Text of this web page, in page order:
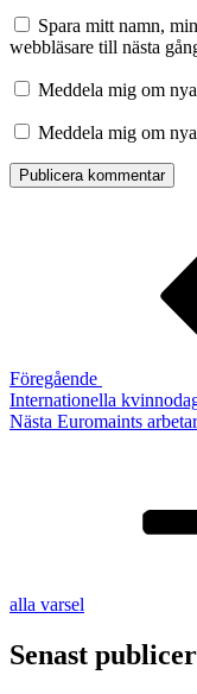
Spara mitt namn,
webbläsare till nästa
Meddela mig om
Meddela mig om
Föregående
Internationella
Nästa
Nästa Euromaints
alla varsel
Senast